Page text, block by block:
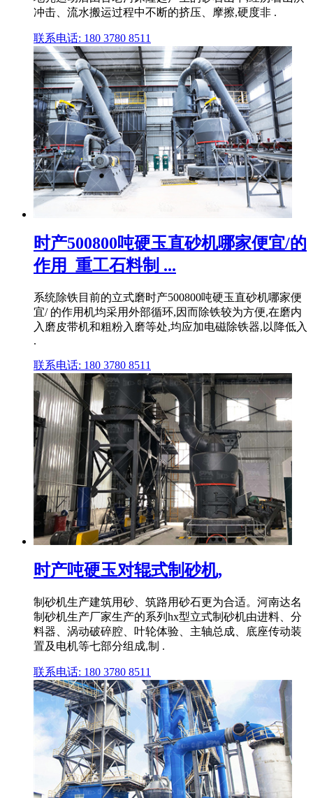
冲击、流水搬运过程中不断的挤压、摩擦,硬度非 .
联系电话: 180 3780 8511
时产500800吨硬玉直砂机哪家便宜/的
作用_重工石料制 ...
系统除铁目前的立式磨时产500800吨硬玉直砂机哪家便
宜/ 的作用机均采用外部循环,因而除铁较为方便,在磨内
入磨皮带机和粗粉入磨等处,均应加电磁除铁器,以降低入
.
联系电话: 180 3780 8511
时产吨硬玉对辊式制砂机,
制砂机生产建筑用砂、筑路用砂石更为合适。河南达名
制砂机生产厂家生产的系列hx型立式制砂机由进料、分
料器、涡动破碎腔、叶轮体验、主轴总成、底座传动装
置及电机等七部分组成,制 .
联系电话: 180 3780 8511